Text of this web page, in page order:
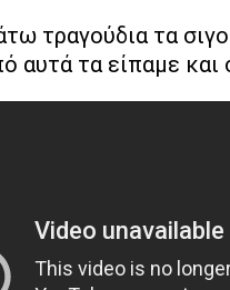
τραγούδια τα
αυτά τα είπαμε